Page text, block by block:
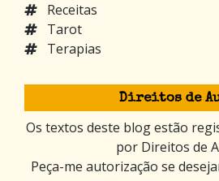
Receitas
Tarot
Terapias
Direitos de
Os textos deste blog estão
por Direitos de
Peça-me autorização se